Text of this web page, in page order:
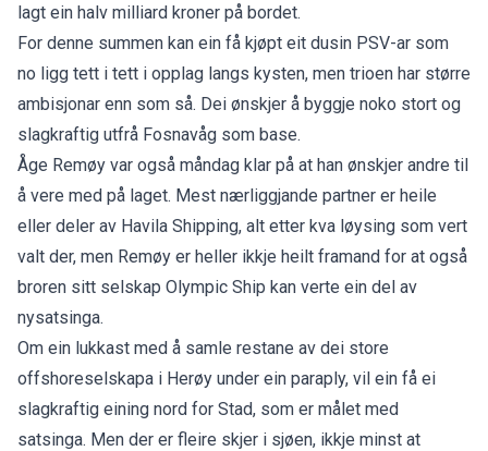
lagt ein halv milliard kroner på bordet.
For denne summen kan ein få kjøpt eit dusin PSV-ar som
no ligg tett i tett i opplag langs kysten, men trioen har større
ambisjonar enn som så. Dei ønskjer å byggje noko stort og
slagkraftig utfrå Fosnavåg som base.
Åge Remøy var også måndag klar på at han ønskjer andre til
å vere med på laget. Mest nærliggjande partner er heile
eller deler av Havila Shipping, alt etter kva løysing som vert
valt der, men Remøy er heller ikkje heilt framand for at også
broren sitt selskap Olympic Ship kan verte ein del av
nysatsinga.
Om ein lukkast med å samle restane av dei store
offshoreselskapa i Herøy under ein paraply, vil ein få ei
slagkraftig eining nord for Stad, som er målet med
satsinga. Men der er fleire skjer i sjøen, ikkje minst at